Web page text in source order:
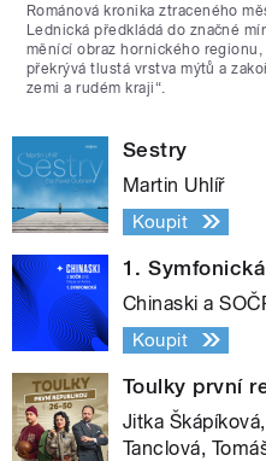
Románová kronika ztraceného
Lednická předkládá do značné
měnící obraz hornického
překrývá tlustá vrstva mýtů a
zemi a rudém kraji“.
Sestry
Martin Uhlíř
Koupit
1. Symfonická
Chinaski a
Koupit
Toulky první
Jitka
Tanclová,